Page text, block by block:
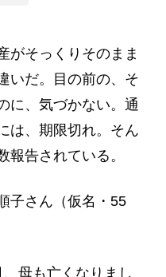
がそっくりそのまま
いだ。目の前の、そ
に、気づかない。通
は、期限切れ。そん
報告されている。
子さん（仮名・55
、母も亡くなりまし